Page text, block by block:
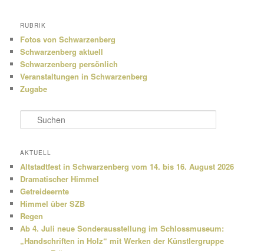
RUBRIK
Fotos von Schwarzenberg
Schwarzenberg aktuell
Schwarzenberg persönlich
Veranstaltungen in Schwarzenberg
Zugabe
u
h
n
AKTUELL
Altstadtfest in Schwarzenberg vom 14. bis 16. August 2026
Dramatischer Himmel
Getreideernte
Himmel über SZB
Regen
Ab 4. Juli neue Sonderausstellung im Schlossmuseum:
„Handschriften in Holz“ mit Werken der Künstlergruppe